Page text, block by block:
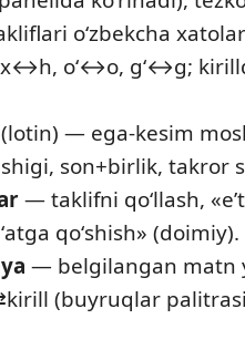
oʻzbekcha
oʻ↔o, gʻ↔g;
(lotin) — ega-kesim
son+birlik, takror
— taklifni qoʻllash,
qoʻshish» (doimiy).
— belgilangan matn
(buyruqlar